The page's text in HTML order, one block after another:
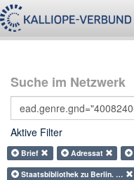
Suche im Netzwerk
Aktive Filter
Brief Adressat
Staatsbibliothek zu Berlin. …